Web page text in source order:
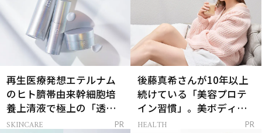
再生医療発想エテルナム
のヒト臍帯由来幹細胞培
養上清液で極上の「透明
感ハリ肌」へ
SKINCARE PR
後藤真希さんが10年以上
続けている「美容プロテ
イン習慣」。美ボディを
支える朝ルーティンと
HEALTH PR